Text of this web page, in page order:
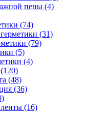
пены (4)
(74)
(31)
(79)
(5)
(4)
(48)
(36)
(16)